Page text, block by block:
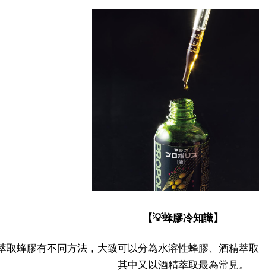
【💡蜂膠冷知識】
取蜂膠有不同方法，大致可以分為水溶性蜂膠、酒精萃
其中又以酒精萃取最為常見。